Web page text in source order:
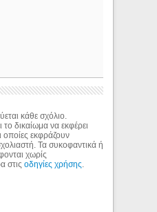
κάθε σχόλιο.
δικαίωμα να εκφέρει
οποίες εκφράζουν
Τα συκοφαντικά ή
χωρίς
στιςοδηγίες χρήσης.